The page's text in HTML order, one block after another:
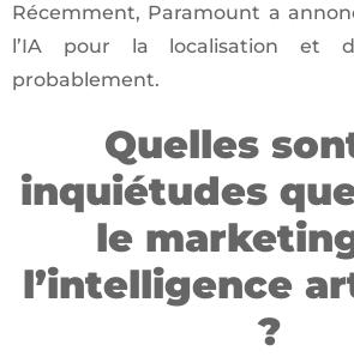
Récemment, Paramount a
l’IA pour la localisation et
probablement.
Quelles
inquiétudes
le
l’intelligence
?